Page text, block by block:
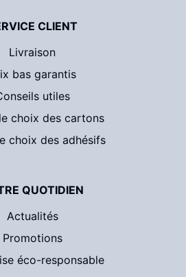
CLIENT
Livraison
bas garantis
utiles
choix des cartons
choix des adhésifs
QUOTIDIEN
Actualités
Promotions
éco-responsable